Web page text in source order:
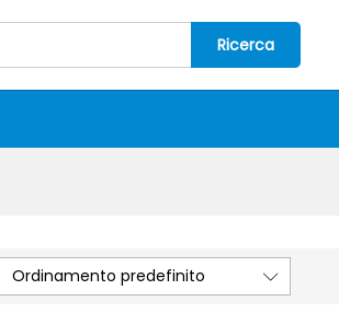
Ricerca
Ordinamento predefinito